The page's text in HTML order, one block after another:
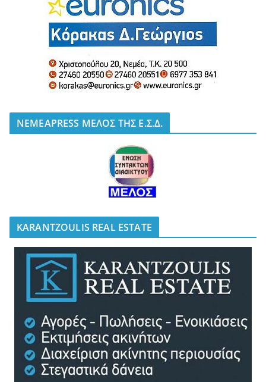
NEMEAPRESS ΜΕΛΟΣ ΤΗΣ Ε.Σ.Δ.
KARANTZOULIS REAL ESTATE